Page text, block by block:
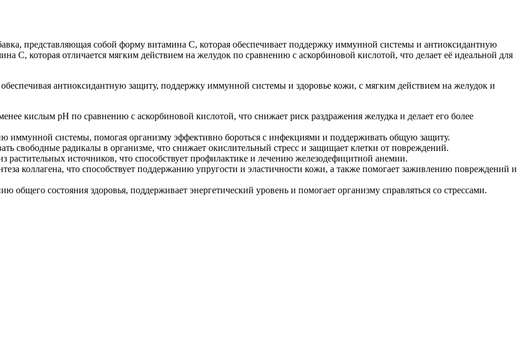
представляющая собой форму витамина C, которая обеспечивает поддержку иммунной системы и антиоксидантную
C, которая отличается мягким действием на желудок по сравнению с аскорбиновой кислотой, что делает её идеальной для
антиоксидантную защиту, поддержку иммунной системы и здоровье кожи, с мягким действием на желудок и
кислым pH по сравнению с аскорбиновой кислотой, что снижает риск раздражения желудка и делает его более
иммунной системы, помогая организму эффективно бороться с инфекциями и поддерживать общую защиту.
свободные радикалы в организме, что снижает окислительный стресс и защищает клетки от повреждений.
растительных источников, что способствует профилактике и лечению железодефицитной анемии.
коллагена, что способствует поддержанию упругости и эластичности кожи, а также помогает заживлению повреждений и
общего состояния здоровья, поддерживает энергетический уровень и помогает организму справляться со стрессами.